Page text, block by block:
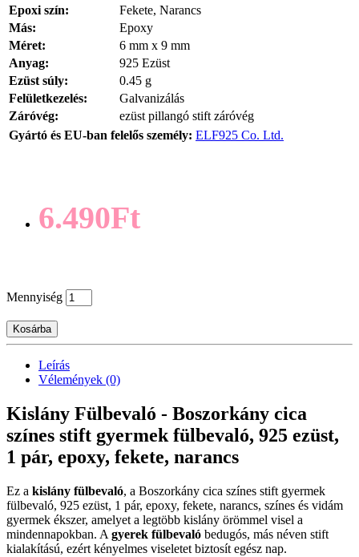
Epoxi szín:
Fekete, Narancs
Más:
Epoxy
Méret:
6 mm x 9 mm
Anyag:
925 Ezüst
Ezüst súly:
0.45 g
Felületkezelés:
Galvanizálás
Záróvég:
ezüst pillangó stift záróvég
Gyártó és EU-ban felelős személy: ELF925 Co. Ltd.
6.490Ft
Mennyiség
Kosárba
Leírás
Vélemények (0)
Kislány Fülbevaló - Boszorkány cica
színes stift gyermek fülbevaló, 925 ezüst,
1 pár, epoxy, fekete, narancs
Ez a kislány fülbevaló, a Boszorkány cica színes stift gyermek
fülbevaló, 925 ezüst, 1 pár, epoxy, fekete, narancs, színes és vidám
gyermek ékszer, amelyet a legtöbb kislány örömmel visel a
mindennapokban. A gyerek fülbevaló bedugós, más néven stift
kialakítású, ezért kényelmes viseletet biztosít egész nap.